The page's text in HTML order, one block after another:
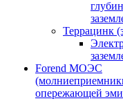
Террацинк
Forend МОЭС
опережающей